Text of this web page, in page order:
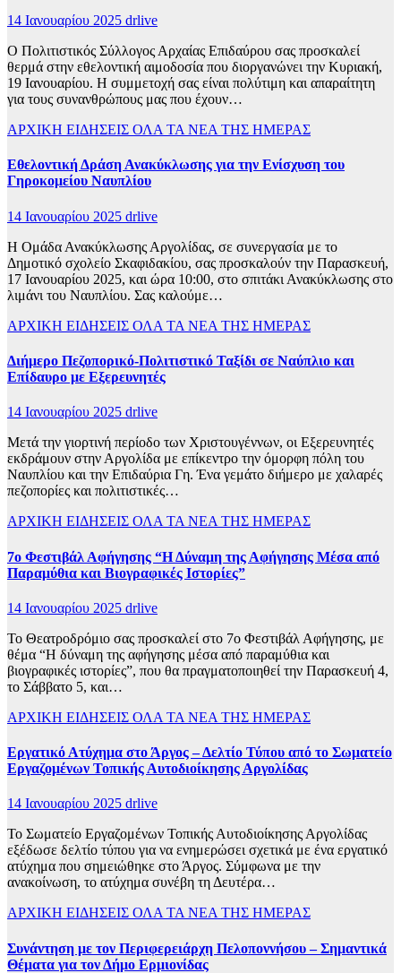
14 Ιανουαρίου 2025 drlive
Ο Πολιτιστικός Σύλλογος Αρχαίας Επιδαύρου σας προσκαλεί
θερμά στην εθελοντική αιμοδοσία που διοργανώνει την Κυριακή,
19 Ιανουαρίου. Η συμμετοχή σας είναι πολύτιμη και απαραίτητη
για τους συνανθρώπους μας που έχουν…
ΑΡΧΙΚΗ ΕΙΔΗΣΕΙΣ ΟΛΑ ΤΑ ΝΕΑ ΤΗΣ ΗΜΕΡΑΣ
Εθελοντική Δράση Ανακύκλωσης για την Ενίσχυση του
Γηροκομείου Ναυπλίου
14 Ιανουαρίου 2025 drlive
Η Ομάδα Ανακύκλωσης Αργολίδας, σε συνεργασία με το
Δημοτικό σχολείο Σκαφιδακίου, σας προσκαλούν την Παρασκευή,
17 Ιανουαρίου 2025, και ώρα 10:00, στο σπιτάκι Ανακύκλωσης στο
λιμάνι του Ναυπλίου. Σας καλούμε…
ΑΡΧΙΚΗ ΕΙΔΗΣΕΙΣ ΟΛΑ ΤΑ ΝΕΑ ΤΗΣ ΗΜΕΡΑΣ
Διήμερο Πεζοπορικό-Πολιτιστικό Ταξίδι σε Ναύπλιο και
Επίδαυρο με Εξερευνητές
14 Ιανουαρίου 2025 drlive
Μετά την γιορτινή περίοδο των Χριστουγέννων, οι Εξερευνητές
εκδράμουν στην Αργολίδα με επίκεντρο την όμορφη πόλη του
Ναυπλίου και την Επιδαύρια Γη. Ένα γεμάτο διήμερο με χαλαρές
πεζοπορίες και πολιτιστικές…
ΑΡΧΙΚΗ ΕΙΔΗΣΕΙΣ ΟΛΑ ΤΑ ΝΕΑ ΤΗΣ ΗΜΕΡΑΣ
7ο Φεστιβάλ Αφήγησης “Η Δύναμη της Αφήγησης Μέσα από
Παραμύθια και Βιογραφικές Ιστορίες”
14 Ιανουαρίου 2025 drlive
Το Θεατροδρόμιο σας προσκαλεί στο 7ο Φεστιβάλ Αφήγησης, με
θέμα “Η δύναμη της αφήγησης μέσα από παραμύθια και
βιογραφικές ιστορίες”, που θα πραγματοποιηθεί την Παρασκευή 4,
το Σάββατο 5, και…
ΑΡΧΙΚΗ ΕΙΔΗΣΕΙΣ ΟΛΑ ΤΑ ΝΕΑ ΤΗΣ ΗΜΕΡΑΣ
Εργατικό Ατύχημα στο Άργος – Δελτίο Τύπου από το Σωματείο
Εργαζομένων Τοπικής Αυτοδιοίκησης Αργολίδας
14 Ιανουαρίου 2025 drlive
Το Σωματείο Εργαζομένων Τοπικής Αυτοδιοίκησης Αργολίδας
εξέδωσε δελτίο τύπου για να ενημερώσει σχετικά με ένα εργατικό
ατύχημα που σημειώθηκε στο Άργος. Σύμφωνα με την
ανακοίνωση, το ατύχημα συνέβη τη Δευτέρα…
ΑΡΧΙΚΗ ΕΙΔΗΣΕΙΣ ΟΛΑ ΤΑ ΝΕΑ ΤΗΣ ΗΜΕΡΑΣ
Συνάντηση με τον Περιφερειάρχη Πελοποννήσου – Σημαντικά
Θέματα για τον Δήμο Ερμιονίδας